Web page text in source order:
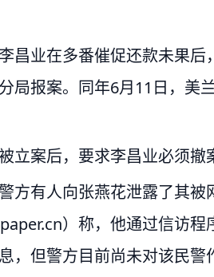
昌业在多番催促还款未果
局报案。同年6月11日，美
立案后，要求李昌业必须撤
方有人向张燕花泄露了其
）称，他通过信访
，但警方目前尚未对该民警